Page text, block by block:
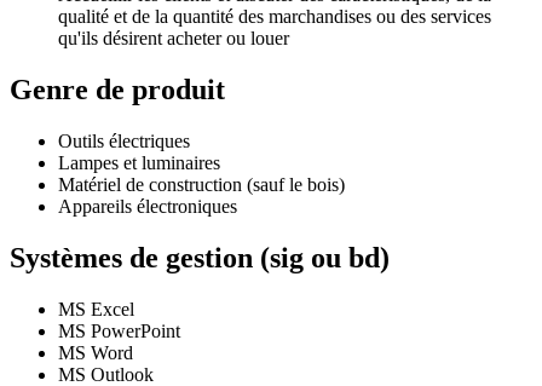
qualité et de la quantité des marchandises ou des services
qu'ils désirent acheter ou louer
Genre de produit
Outils électriques
Lampes et luminaires
Matériel de construction (sauf le bois)
Appareils électroniques
Systèmes de gestion (sig ou bd)
MS Excel
MS PowerPoint
MS Word
MS Outlook